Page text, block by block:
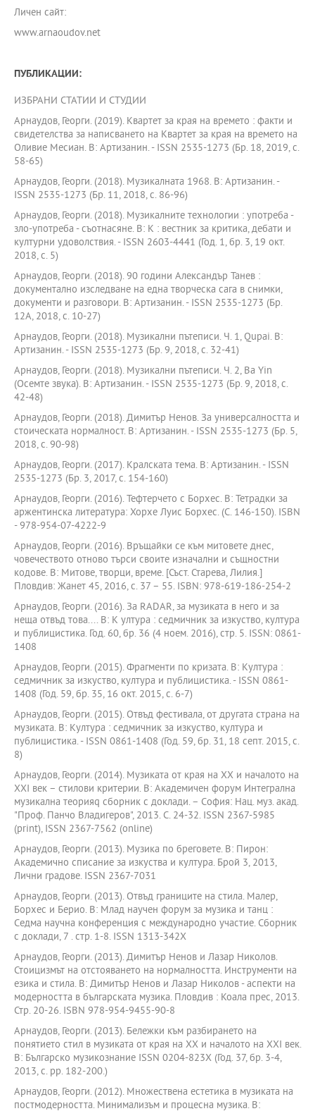
Личен сайт:
www.arnaoudov.net
ПУБЛИКАЦИИ:
ИЗБРАНИ СТАТИИ И СТУДИИ
Арнаудов, Георги. (2019). Квартет за края на времето : факти и
свидетелства за написването на Квартет за края на времето на
Оливие Месиан. В: Артизанин. - ISSN 2535-1273 (Бр. 18, 2019, с.
58-65)
Арнаудов, Георги. (2018). Музикалната 1968. В: Артизанин. -
ISSN 2535-1273 (Бр. 11, 2018, с. 86-96)
Арнаудов, Георги. (2018). Музикалните технологии : употреба -
зло-употреба - съотнасяне. В: К : вестник за критика, дебати и
културни удоволствия. - ISSN 2603-4441 (Год. 1, бр. 3, 19 окт.
2018, с. 5)
Арнаудов, Георги. (2018). 90 години Александър Танев :
документално изследване на една творческа сага в снимки,
документи и разговори. В: Артизанин. - ISSN 2535-1273 (Бр.
12A, 2018, с. 10-27)
Арнаудов, Георги. (2018). Музикални пътеписи. Ч. 1, Qupai. В:
Артизанин. - ISSN 2535-1273 (Бр. 9, 2018, с. 32-41)
Арнаудов, Георги. (2018). Музикални пътеписи. Ч. 2, Ba Yin
(Осемте звука). В: Артизанин. - ISSN 2535-1273 (Бр. 9, 2018, с.
42-48)
Арнаудов, Георги. (2018). Димитър Ненов. За универсалността и
стоическата нормалност. В: Артизанин. - ISSN 2535-1273 (Бр. 5,
2018, с. 90-98)
Арнаудов, Георги. (2017). Кралската тема. В: Артизанин. - ISSN
2535-1273 (Бр. 3, 2017, с. 154-160)
Арнаудов, Георги. (2016). Тефтерчето с Борхес. В: Тетрадки за
аржентинска литература: Хорхе Луис Борхес. (С. 146-150). ISBN
- 978-954-07-4222-9
Арнаудов, Георги. (2016). Връщайки се към митовете днес,
човечеството отново търси своите изначални и същностни
кодове. В: Митове, творци, време. [Съст. Старева, Лилия.]
Пловдив: Жанет 45, 2016, с. 37 – 55. ISBN: 978-619-186-254-2
Арнаудов, Георги. (2016). За RADAR, за музиката в него и за
неща отвъд това.... В: К ултура : седмичник за изкуство, култура
и публицистика. Год. 60, бр. 36 (4 ноем. 2016), стр. 5. ISSN: 0861-
1408
Арнаудов, Георги. (2015). Фрагменти по кризата. В: Култура :
седмичник за изкуство, култура и публицистика. - ISSN 0861-
1408 (Год. 59, бр. 35, 16 окт. 2015, с. 6-7)
Арнаудов, Георги. (2015). Отвъд фестивала, от другата страна на
музиката. В: Култура : седмичник за изкуство, култура и
публицистика. - ISSN 0861-1408 (Год. 59, бр. 31, 18 септ. 2015, с.
8)
Арнаудов, Георги. (2014). Музиката от края на ХХ и началото на
ХХI век – стилови критерии. В: Академичен форум Интегрална
музикална теорияq сборник с доклади. – София: Нац. муз. акад.
"Проф. Панчо Владигеров", 2013. С. 24-32. ISSN 2367-5985
(print), ISSN 2367-7562 (online)
Арнаудов, Георги. (2013). Музика по бреговете. В: Пирон:
Академично списание за изкуства и култура. Брой 3, 2013,
Лични градове. ISSN 2367-7031
Арнаудов, Георги. (2013). Отвъд границите на стила. Малер,
Борхес и Берио. В: Млад научен форум за музика и танц :
Седма научна конференция с международно участие. Сборник
с доклади, 7 . стр. 1-8. ISSN 1313-342X
Арнаудов, Георги. (2013). Димитър Ненов и Лазар Николов.
Стоицизмът на отстояването на нормалността. Инструменти на
езика и стила. В: Димитър Ненов и Лазар Николов - аспекти на
модерността в българската музика. Пловдив : Коала прес, 2013.
Стр. 20-26. ISBN 978-954-9455-90-8
Арнаудов, Георги. (2013). Бележки към разбирането на
понятието стил в музиката от края на ХХ и началото на ХХI век.
В: Българско музикознание ISSN 0204-823X (Год. 37, бр. 3-4,
2013, с. pp. 182-200.)
Арнаудов, Георги. (2012). Множествена естетика в музиката на
постмодерността. Минимализъм и процесна музика. В: